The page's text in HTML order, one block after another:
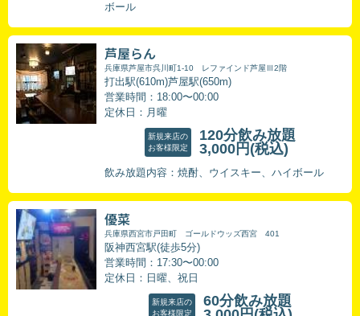
ボール
芦屋らん
兵庫県芦屋市呉川町1-10 レファインド芦屋Ⅲ2階
打出駅(610m)芦屋駅(650m)
営業時間：18:00〜00:00
定休日：月曜
新規来店の
お客様限定
120分飲み放題
3,000円 (税込)
飲み放題内容：焼酎、ウイスキー、ハイボール
優菜
兵庫県西宮市戸田町 ゴールドウッズ西宮 401
阪神西宮駅(徒歩5分)
営業時間：17:30〜00:00
定休日：日曜、祝日
新規来店の
お客様限定
60分飲み放題